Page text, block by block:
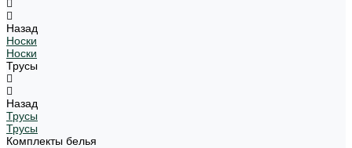
Назад
Носки
Носки
Трусы
Назад
Трусы
Трусы
Комплекты белья